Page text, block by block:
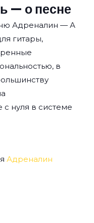
— о песне
Адреналин — А
гитары,
в
с нуля в системе
Адреналин